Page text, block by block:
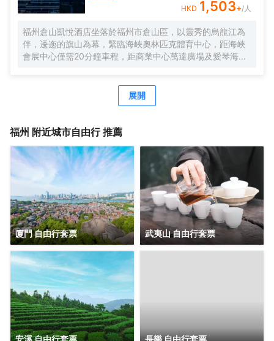
HKD 1,503+/人
福州倉山凱悅酒店坐落於福州市倉山區，以靈秀的烏龍江為
伴，逶迤的旗山為幕，緊臨海峽奧林匹克體育中心，距海峽
會展中心僅需20分鐘車程，距商業中心萬達廣場及愛琴海購
設計主題，設有中央花園及沿江慢跑步道，是一座傳統與現
代設計結合的藝術宅邸。 酒店擁有不同設計風格的客房和套
亮的落地窗，絕大多數客房可欣賞到壯麗遼闊的烏龍江景和
驗凱悅久負盛名的美食體驗，又可於室內江景恒温泳池和健
身中心盡情放鬆。超過2629平方米的會議宴會空間，包含享
有自然採光的1200平方米大宴會廳和8間多功能廳，以及靈
動多樣的空間如：室內車展空間、戶外草坪、空中花園等為
會議活動帶來更多可能。
展開
福州 附近城市自由行 推薦
廈門 自由行套票 武夷山 自由行套票
安溪 自由行套票 長樂 自由行套票